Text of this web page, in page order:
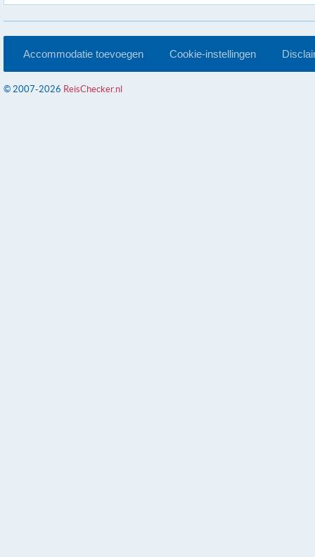
Accommodatie toevoegen Cookie-instellingen
© 2007-2026 ReisChecker.nl